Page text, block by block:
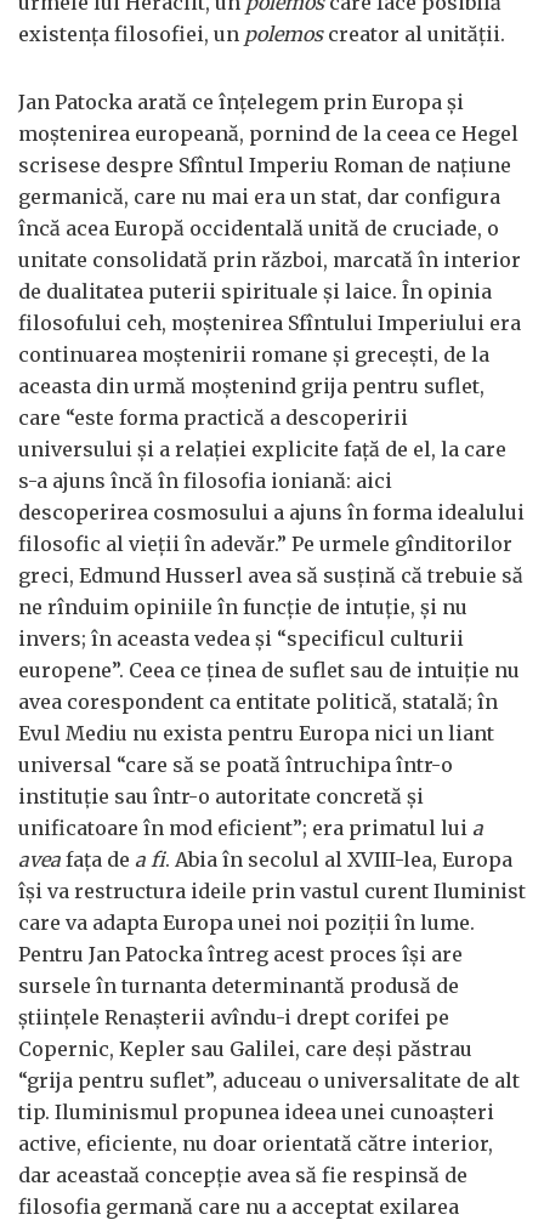
existența filosofiei, un polemoscreator al unității.
Jan Patocka arată ce înțelegem prin Europa și
moștenirea europeană, pornind de la ceea ce Hegel
scrisese despre Sfîntul Imperiu Roman de națiune
germanică, care nu mai era un stat, dar configura
încă acea Europă occidentală unită de cruciade, o
unitate consolidată prin război, marcată în interior
de dualitatea puterii spirituale și laice. În opinia
filosofului ceh, moștenirea Sfîntului Imperiului era
continuarea moștenirii romane și grecești, de la
aceasta din urmă moștenind grija pentru suflet,
care “este forma practică a descoperirii
universului și a relației explicite față de el, la care
s-a ajuns încă în filosofia ioniană: aici
descoperirea cosmosului a ajuns în forma idealului
filosofic al vieții în adevăr.” Pe urmele gînditorilor
greci, Edmund Husserl avea să susțină că trebuie să
ne rînduim opiniile în funcție de intuție, și nu
invers; în aceasta vedea și “specificul culturii
europene”. Ceea ce ținea de suflet sau de intuiție nu
avea corespondent ca entitate politică, statală; în
Evul Mediu nu exista pentru Europa nici un liant
universal “care să se poată întruchipa într-o
instituție sau într-o autoritate concretă și
unificatoare în mod eficient”; era primatul lui a
avea fața de a fi. Abia în secolul al XVIII-lea, Europa
își va restructura ideile prin vastul curent Iluminist
care va adapta Europa unei noi poziții în lume.
Pentru Jan Patocka întreg acest proces își are
sursele în turnanta determinantă produsă de
științele Renașterii avîndu-i drept corifei pe
Copernic, Kepler sau Galilei, care deși păstrau
“grija pentru suflet”, aduceau o universalitate de alt
tip. Iluminismul propunea ideea unei cunoașteri
active, eficiente, nu doar orientată către interior,
dar aceastaă concepție avea să fie respinsă de
filosofia germană care nu a acceptat exilarea